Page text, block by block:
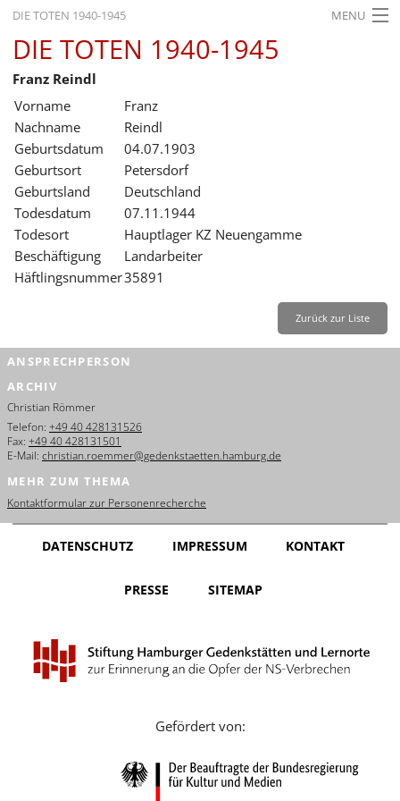
DIE TOTEN 1940-1945 MENU
STARTSEITE
AKTUELLES
AUSSTELLUNGEN
GESCHICHTE
BILDUNG
FORSCHUNG
SERVICE
Français
Dansk
Español
Nederlands
Português
Русский
Leichte Sprache
DIE TOTEN 1940-1945
Franz Reindl
Vorname
Franz
Nachname
Reindl
Geburtsdatum
04.07.1903
Geburtsort
Petersdorf
Geburtsland
Deutschland
Todesdatum
07.11.1944
Todesort
Hauptlager KZ Neuengamme
Beschäftigung
Landarbeiter
Häftlingsnummer35891
Zurück zur Liste
ANSPRECHPERSON
ARCHIV
Christian Römmer
Telefon: +49 40 428131526
Fax: +49 40 428131501
E-Mail: christian.roemmer@gedenkstaetten.hamburg.de
MEHR ZUM THEMA
Kontaktformular zur Personenrecherche
DATENSCHUTZ IMPRESSUM KONTAKT
PRESSE SITEMAP
Gefördert von: